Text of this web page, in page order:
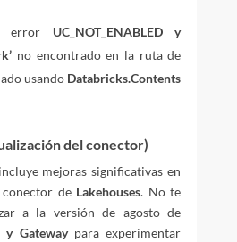
error UC_NOT_ENABLED y
no encontrado en la ruta de
usando Databricks.Contents
del conector)
mejoras significativas en
de Lakehouses. No te
a la versión de agosto de
y Gatewaypara experimentar